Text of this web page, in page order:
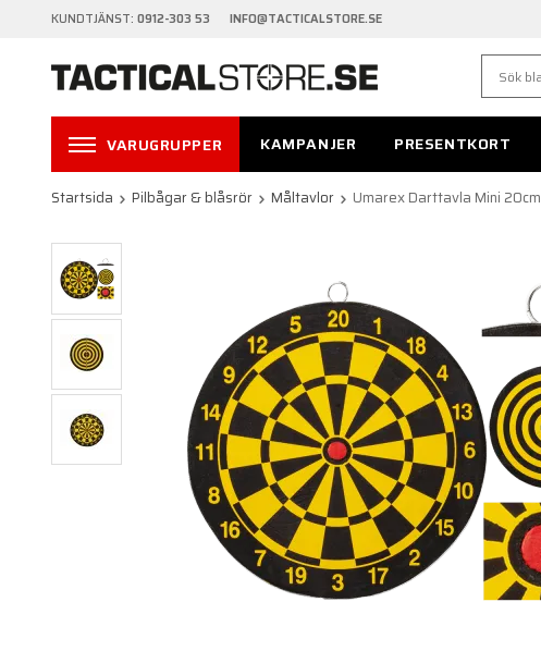
KUNDTJÄNST: 0912-303 53 INFO@TACTICALSTORE.SE
VARUGRUPPER KAMPANJER PRESENTKORT
Startsida Pilbågar & blåsrör Måltavlor Umarex Darttavla Mini 20cm